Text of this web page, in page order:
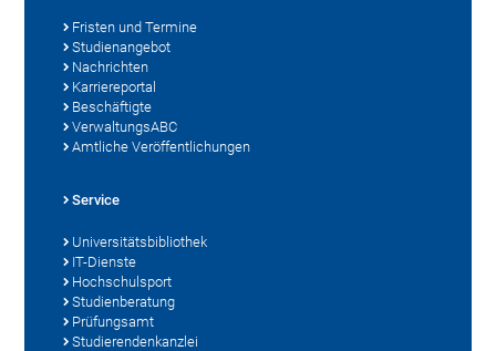
Fristen und Termine
Studienangebot
Nachrichten
Karriereportal
Beschäftigte
VerwaltungsABC
Amtliche Veröffentlichungen
Service
Universitätsbibliothek
IT-Dienste
Hochschulsport
Studienberatung
Prüfungsamt
Studierendenkanzlei